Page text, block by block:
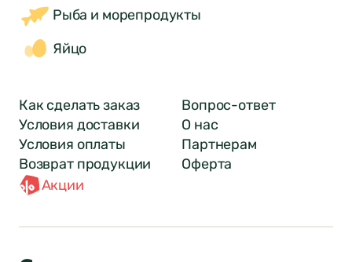
Рыба и морепродукты
Яйцо
Как сделать заказ
Условия доставки
Условия оплаты
Возврат продукции
Акции
Вопрос-ответ
О нас
Партнерам
Оферта